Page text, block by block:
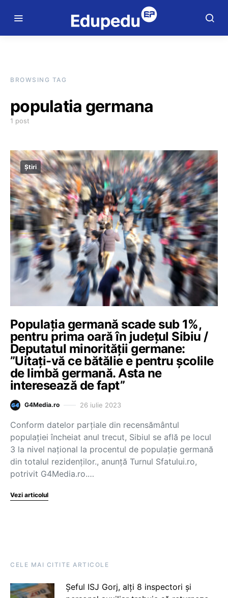
BROWSING TAG
populatia germana
1 post
Știri
Populația germană scade sub 1%,
pentru prima oară în județul Sibiu /
Deputatul minorității germane:
”Uitați-vă ce bătălie e pentru școlile
de limbă germană. Asta ne
interesează de fapt”
G4Media.ro 26 iulie 2023
Conform datelor parțiale din recensământul
populației încheiat anul trecut, Sibiul se află pe locul
3 la nivel național la procentul de populație germană
din totalul rezidenților., anunță Turnul Sfatului.ro,
potrivit G4Media.ro.…
Vezi articolul
CELE MAI CITITE ARTICOLE
Șeful ISJ Gorj, alți 8 inspectori și